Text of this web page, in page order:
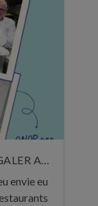
TROIS ADRESSES POUR SE RÉGALER AU MOIS DE MAI
envie eu